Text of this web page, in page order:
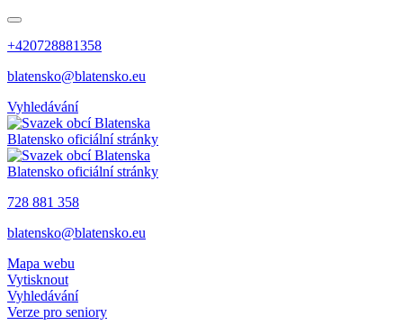
+420728881358
blatensko@blatensko.eu
Vyhledávání
Blatensko oficiální stránky
Blatensko oficiální stránky
728 881 358
blatensko@blatensko.eu
Mapa webu
Vytisknout
Vyhledávání
Verze pro seniory